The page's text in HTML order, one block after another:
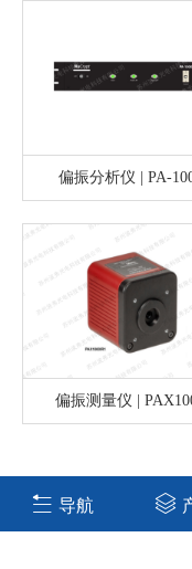
偏振分析仪 | PA-
偏振测量仪 |
导航